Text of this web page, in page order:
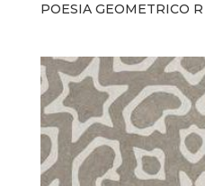
POESIA GEOMETRICO R